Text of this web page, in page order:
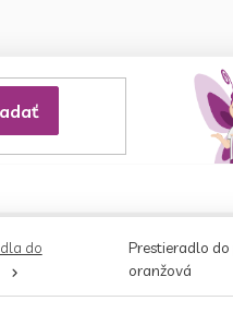
do
Prestieradlo
oranžová